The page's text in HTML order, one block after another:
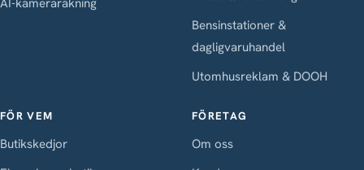
Bensinstationer &
dagligvaruhandel
Utomhusreklam & DOOH
FÖR VEM
Butikskedjor
FÖRETAG
Om oss